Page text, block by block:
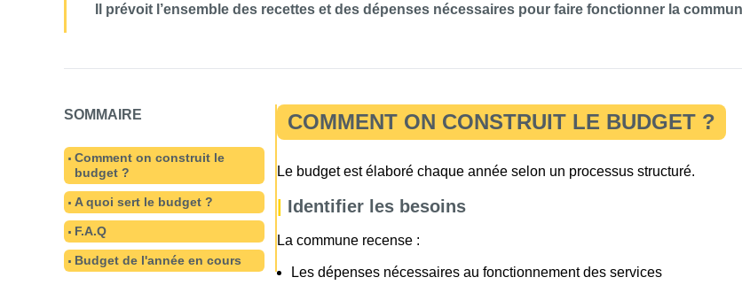
Il prévoit l’ensemble des recettes et des dépenses nécessaires pour faire fonctionner la
SOMMAIRE
Comment on construit le
budget ?
A quoi sert le budget ?
F.A.Q
Budget de l'année en cours
COMMENT ON CONSTRUIT LE BUDGET ?
Le budget est élaboré chaque année selon un processus structuré.
Identifier les besoins
La commune recense :
Les dépenses nécessaires au fonctionnement des services